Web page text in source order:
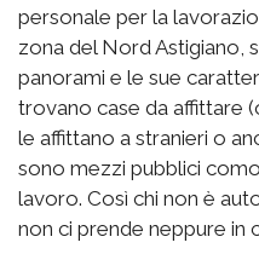
personale per la
zona del Nord Astigiano,
panorami e le sue
trovano case da affittare
le affittano a stranieri o
sono mezzi pubblici
lavoro. Così chi non è
non ci prende neppure in